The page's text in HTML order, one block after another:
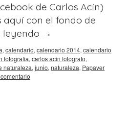
de Carlos Acín)
aquí con el fondo de
leyendo →
, calendario, calendario 2014, calendario
fotografia, carlos acin fotografo,
naturaleza, junio, naturaleza, Papaver